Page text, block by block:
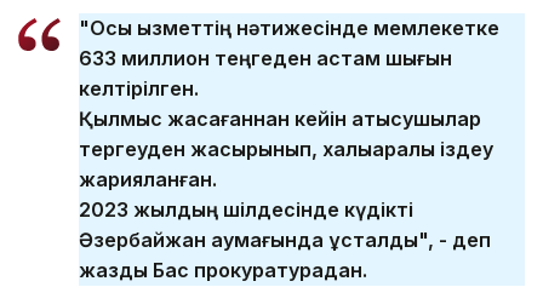
"Осы қызметтің нәтижесінде мемлекетке
633 миллион теңгеден астам шығын
келтірілген.
Қылмыс жасағаннан кейін қатысушылар
тергеуден жасырынып, халықаралық іздеу
жарияланған.
2023 жылдың шілдесінде күдікті
Әзербайжан аумағында ұсталды", - деп
жазды Бас прокуратурадан.